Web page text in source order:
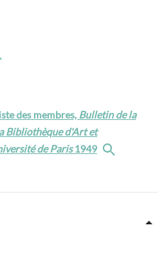
des membres, Bulletin de la
Bibliothèque d'Art et
de Paris1949